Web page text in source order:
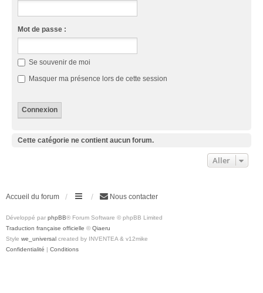
Mot de passe :
Se souvenir de moi
Masquer ma présence lors de cette session
Cette catégorie ne contient aucun forum.
Aller
Accueil du forum Nous contacter
Développé par phpBB® Forum Software © phpBB Limited
Traduction française officielle © Qiaeru
Style we_universal created by INVENTEA & v12mike
Confidentialité | Conditions